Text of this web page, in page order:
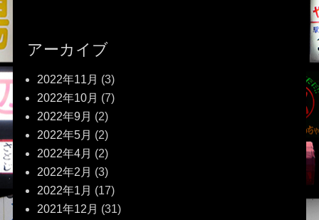
アーカイブ
2022年11月 (3)
2022年10月 (7)
2022年9月 (2)
2022年5月 (2)
2022年4月 (2)
2022年2月 (3)
2022年1月 (17)
2021年12月 (31)